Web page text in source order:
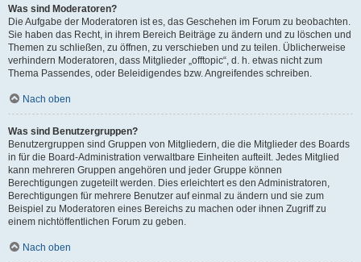
Was sind Moderatoren?
Die Aufgabe der Moderatoren ist es, das Geschehen im Forum zu beobachten.
Sie haben das Recht, in ihrem Bereich Beiträge zu ändern und zu löschen und
Themen zu schließen, zu öffnen, zu verschieben und zu teilen. Üblicherweise
verhindern Moderatoren, dass Mitglieder „offtopic“, d. h. etwas nicht zum
Thema Passendes, oder Beleidigendes bzw. Angreifendes schreiben.
Nach oben
Was sind Benutzergruppen?
Benutzergruppen sind Gruppen von Mitgliedern, die die Mitglieder des Boards
in für die Board-Administration verwaltbare Einheiten aufteilt. Jedes Mitglied
kann mehreren Gruppen angehören und jeder Gruppe können
Berechtigungen zugeteilt werden. Dies erleichtert es den Administratoren,
Berechtigungen für mehrere Benutzer auf einmal zu ändern und sie zum
Beispiel zu Moderatoren eines Bereichs zu machen oder ihnen Zugriff zu
einem nichtöffentlichen Forum zu geben.
Nach oben